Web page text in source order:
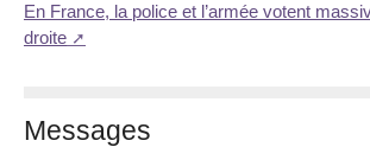
En France, la police et l’armée votent
droite
Messages